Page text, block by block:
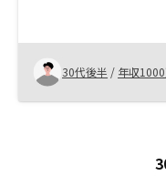
30代後半 / 年収